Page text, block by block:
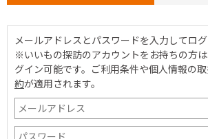
メールアドレスとパスワードを入力してログ
※いいもの探訪のアカウントをお持ちの方
グイン可能です。 ご利用条件や個人情報の取
約が適用されます。